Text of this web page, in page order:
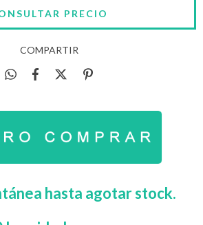
COMPARTIR
hasta agotar stock.